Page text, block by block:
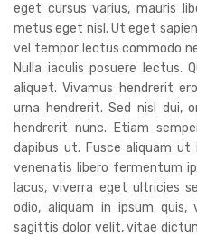
eget cursus varius, mauris
metus eget nisl. Ut eget
vel tempor lectus commodo
Nulla iaculis posuere lectus.
aliquet. Vivamus hendrerit
urna hendrerit. Sed nisl dui,
hendrerit nunc. Etiam
dapibus ut. Fusce aliquam ut
venenatis libero fermentum
lacus, viverra eget ultricies
odio, aliquam in ipsum quis,
sagittis dolor velit, vitae